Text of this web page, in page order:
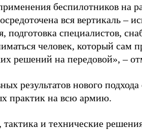
беспилотников на
вся вертикаль –
подготовка специалистов,
человек, который сам
решений на передовой», –
результатов нового подхода
практик на всю армию.
и технические